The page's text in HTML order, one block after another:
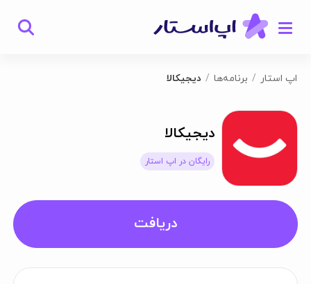
اپ استار برنامه‌ها دیجیکالا
دیجیکالا
رایگان در اپ استار
دریافت